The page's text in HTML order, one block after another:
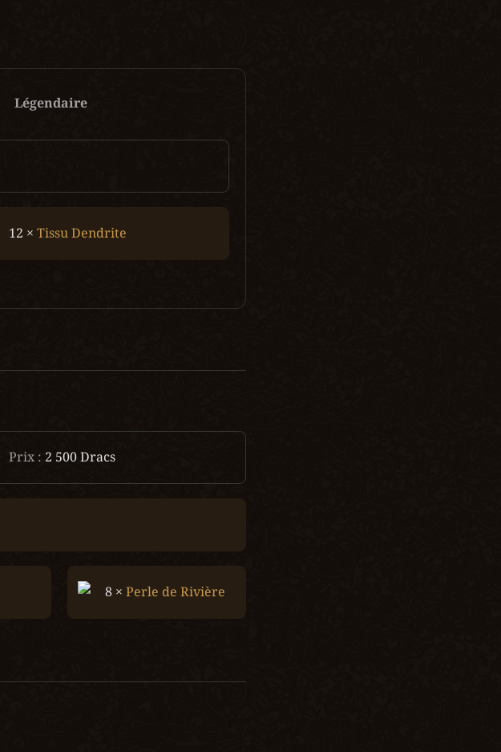
Légendaire
12 × Tissu Dendrite
Prix : 2 500 Dracs
8 × Perle de Rivière